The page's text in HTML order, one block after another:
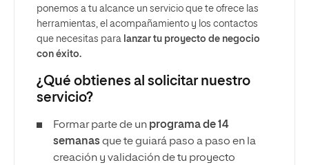
ponemos a tu alcance un servicio que te ofrece las
herramientas, el acompañamiento y los contactos
que necesitas para lanzar tu proyecto de negocio
con éxito.
¿Qué obtienes al solicitar nuestro
servicio?
Formar parte de un programa de 14
semanasque te guiará paso a paso en la
creación y validación de tu proyecto